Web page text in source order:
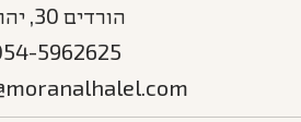
הורדים 30, יהוד
5962625